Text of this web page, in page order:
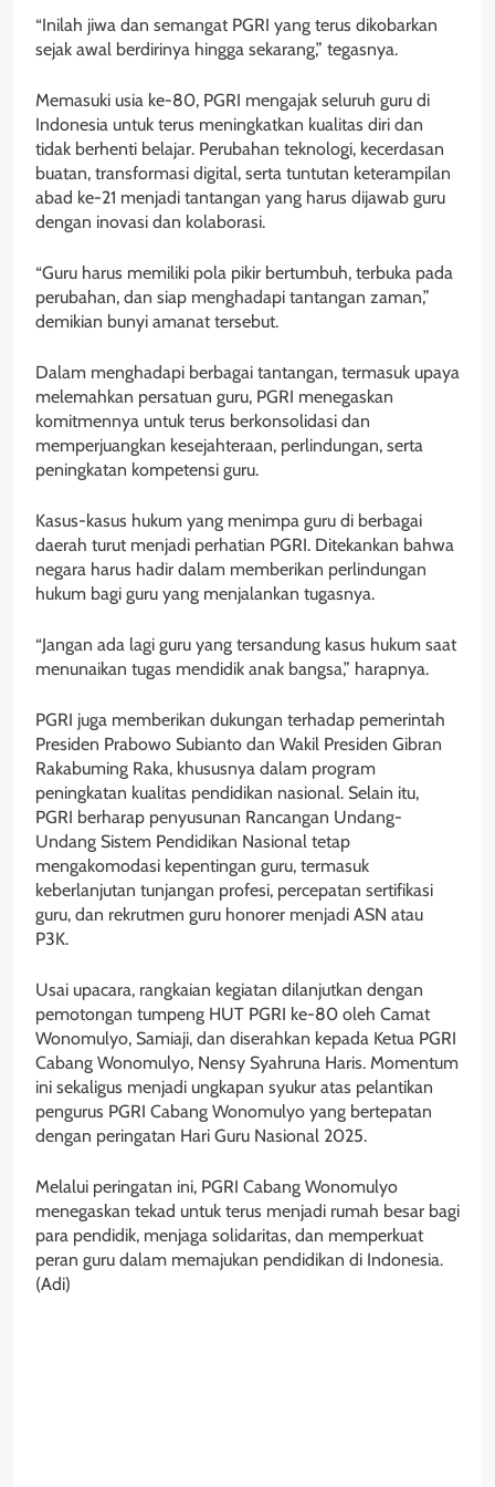
“Inilah jiwa dan semangat PGRI yang terus dikobarkan
sejak awal berdirinya hingga sekarang,” tegasnya.
Memasuki usia ke-80, PGRI mengajak seluruh guru di
Indonesia untuk terus meningkatkan kualitas diri dan
tidak berhenti belajar. Perubahan teknologi, kecerdasan
buatan, transformasi digital, serta tuntutan keterampilan
abad ke-21 menjadi tantangan yang harus dijawab guru
dengan inovasi dan kolaborasi.
“Guru harus memiliki pola pikir bertumbuh, terbuka pada
perubahan, dan siap menghadapi tantangan zaman,”
demikian bunyi amanat tersebut.
Dalam menghadapi berbagai tantangan, termasuk upaya
melemahkan persatuan guru, PGRI menegaskan
komitmennya untuk terus berkonsolidasi dan
memperjuangkan kesejahteraan, perlindungan, serta
peningkatan kompetensi guru.
Kasus-kasus hukum yang menimpa guru di berbagai
daerah turut menjadi perhatian PGRI. Ditekankan bahwa
negara harus hadir dalam memberikan perlindungan
hukum bagi guru yang menjalankan tugasnya.
“Jangan ada lagi guru yang tersandung kasus hukum saat
menunaikan tugas mendidik anak bangsa,” harapnya.
PGRI juga memberikan dukungan terhadap pemerintah
Presiden Prabowo Subianto dan Wakil Presiden Gibran
Rakabuming Raka, khususnya dalam program
peningkatan kualitas pendidikan nasional. Selain itu,
PGRI berharap penyusunan Rancangan Undang-
Undang Sistem Pendidikan Nasional tetap
mengakomodasi kepentingan guru, termasuk
keberlanjutan tunjangan profesi, percepatan sertifikasi
guru, dan rekrutmen guru honorer menjadi ASN atau
P3K.
Usai upacara, rangkaian kegiatan dilanjutkan dengan
pemotongan tumpeng HUT PGRI ke-80 oleh Camat
Wonomulyo, Samiaji, dan diserahkan kepada Ketua PGRI
Cabang Wonomulyo, Nensy Syahruna Haris. Momentum
ini sekaligus menjadi ungkapan syukur atas pelantikan
pengurus PGRI Cabang Wonomulyo yang bertepatan
dengan peringatan Hari Guru Nasional 2025.
Melalui peringatan ini, PGRI Cabang Wonomulyo
menegaskan tekad untuk terus menjadi rumah besar bagi
para pendidik, menjaga solidaritas, dan memperkuat
peran guru dalam memajukan pendidikan di Indonesia.
(Adi)